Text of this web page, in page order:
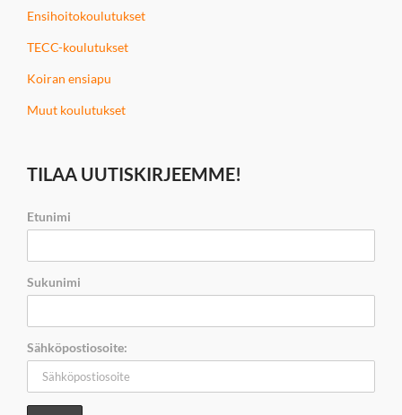
Ensihoitokoulutukset
TECC-koulutukset
Koiran ensiapu
Muut koulutukset
TILAA UUTISKIRJEEMME!
Etunimi
Sukunimi
Sähköpostiosoite: